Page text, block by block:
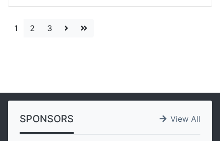
1 2 3
View All
SPONSORS